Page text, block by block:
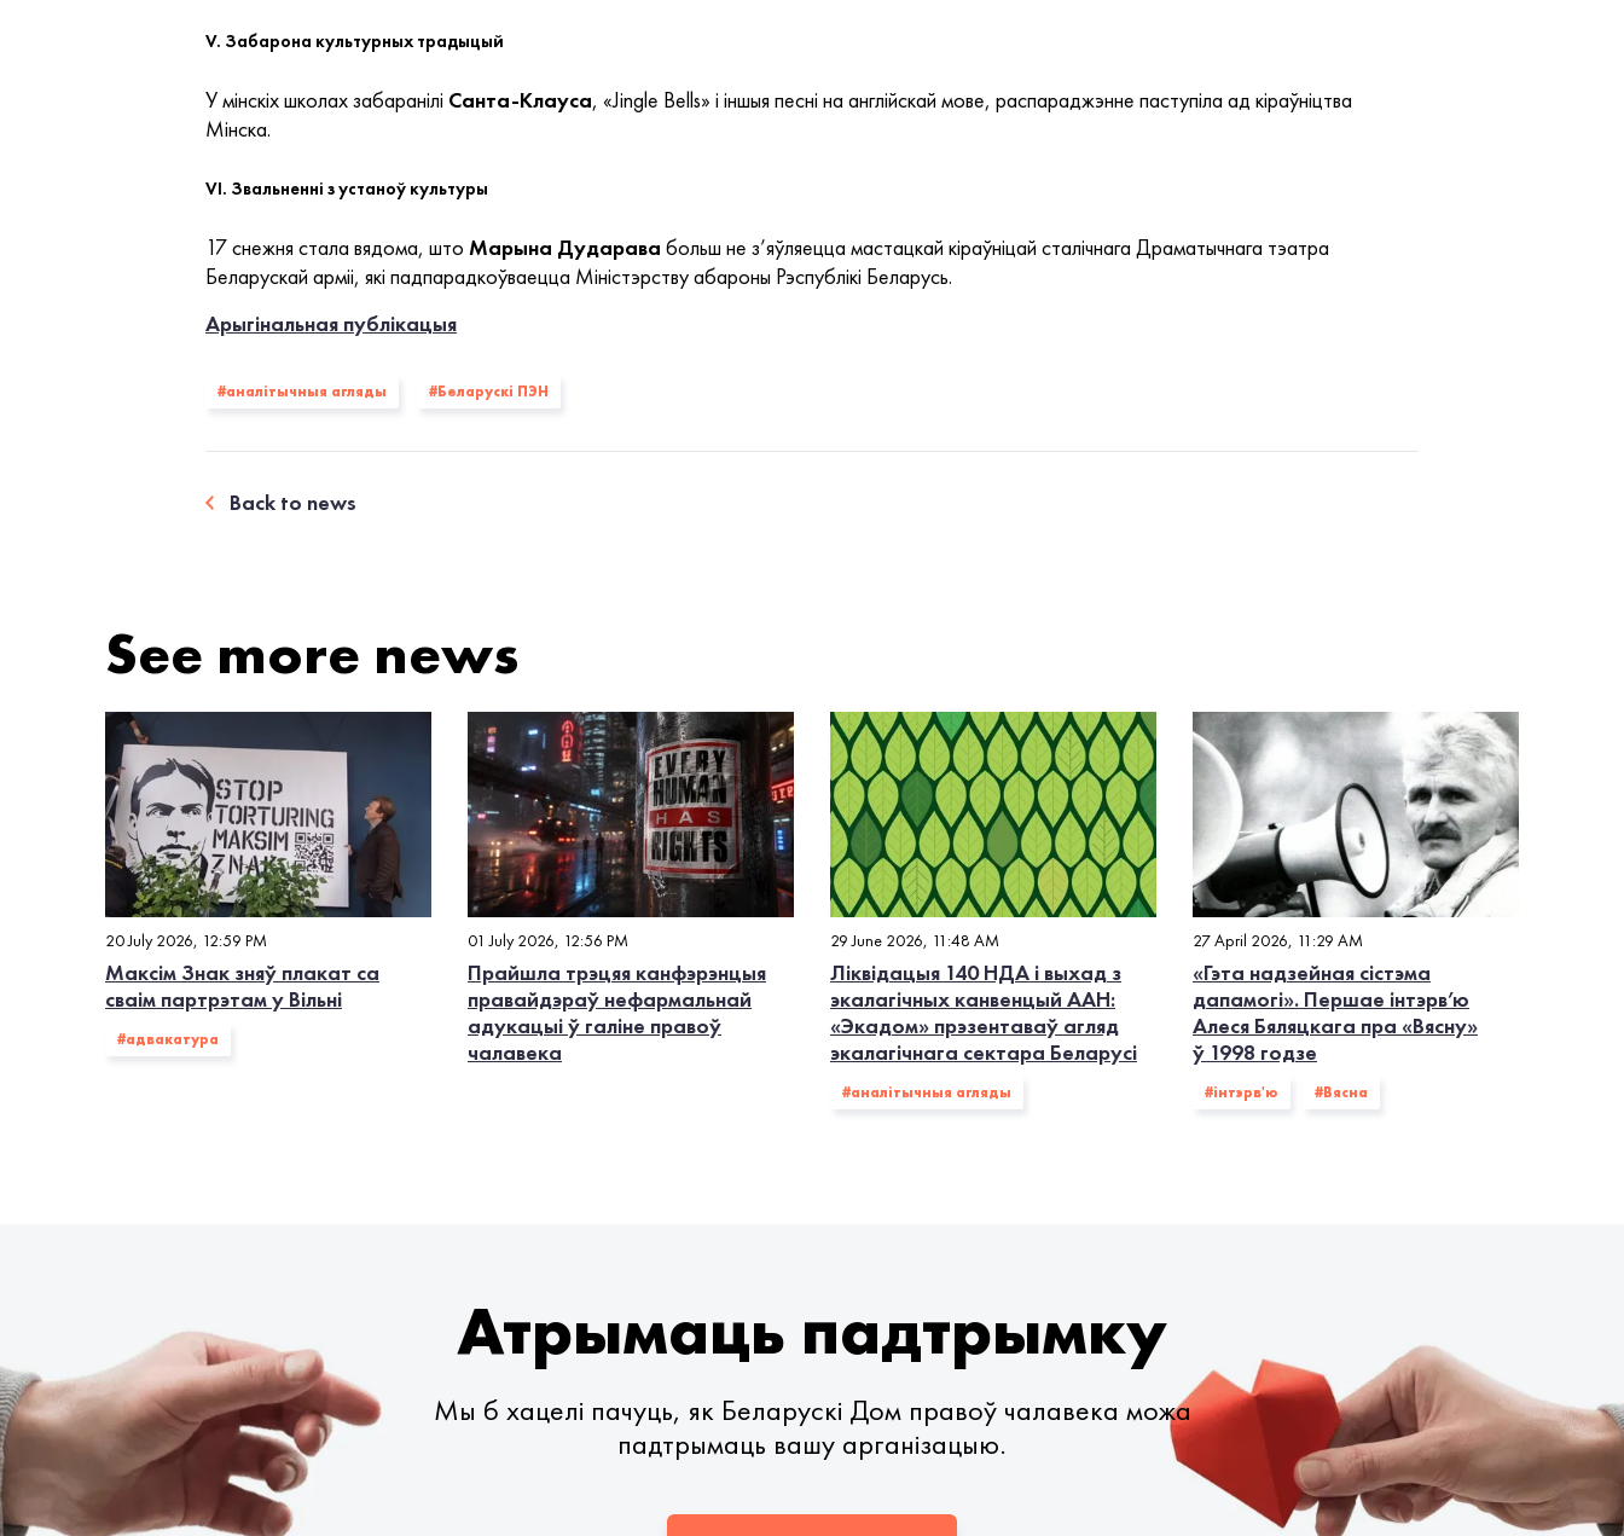
V. Забарона культурных традыцый
У мінскіх школах забаранілі Санта-Клауса, «Jingle Bells» і іншыя песні на англійскай мове, распараджэнне паступіла ад кіраўніцтва
Мінска.
VI. Звальненні з устаноў культуры
17 снежня стала вядома, што Марына Дударава больш не з’яўляецца мастацкай кіраўніцай сталічнага Драматычнага тэатра
Беларускай арміі, які падпарадкоўваецца Міністэрству абароны Рэспублікі Беларусь.
Арыгінальная публікацыя
#аналітычныя агляды #Беларускі ПЭН
Back to news
See more news
20 July 2026, 12:59 PM
Максім Знак зняў плакат са
сваім партрэтам у Вільні
#адвакатура
01 July 2026, 12:56 PM
Прайшла трэцяя канфэрэнцыя
правайдэраў нефармальнай
адукацыі ў галіне правоў
чалавека
29 June 2026, 11:48 AM
Ліквідацыя 140 НДА і выхад з
экалагiчных канвенцый ААН:
«Экадом» прэзентаваў агляд
экалагічнага сектара Беларусі
#аналітычныя агляды
27 April 2026, 11:29 AM
«Гэта надзейная сістэма
дапамогі». Першае інтэрв’ю
Алеся Бяляцкага пра «Вясну»
ў 1998 годзе
#інтэрв'ю #Вясна
Атрымаць падтрымку
Мы б хацелі пачуць, як Беларускі Дом правоў чалавека можа
падтрымаць вашу арганізацыю.